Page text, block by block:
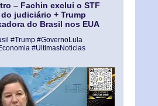
– Fachin exclui o STF
judiciário + Trump
do Brasil nos EUA
#Trump #GovernoLula
#UltimasNoticias